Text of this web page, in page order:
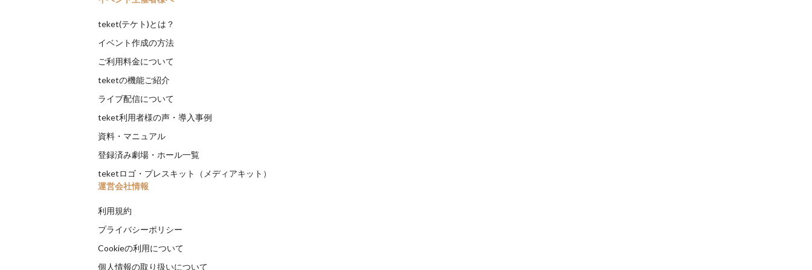
teket(テケト)とは？
イベント作成の方法
ご利用料金について
teketの機能ご紹介
ライブ配信について
teket利用者様の声・導入事例
資料・マニュアル
登録済み劇場・ホール一覧
teketロゴ・プレスキット（メディアキット）
運営会社情報
利用規約
プライバシーポリシー
Cookieの利用について
個人情報の取り扱いについて